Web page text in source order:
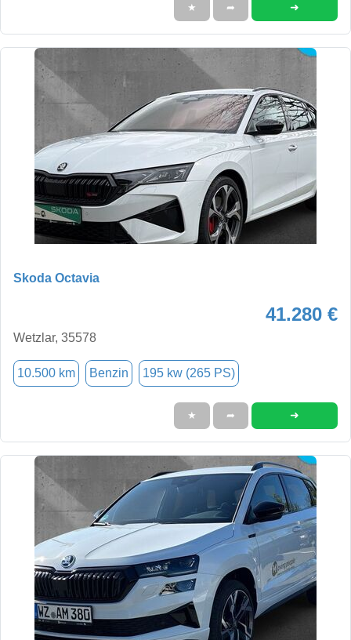
★ ➦ ➜
Skoda Octavia
41.280 €
Wetzlar, 35578
10.500 km Benzin 195 kw (265 PS)
★ ➦ ➜